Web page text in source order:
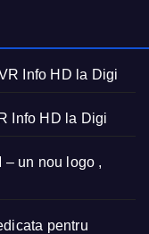
Info HD la Digi
Info HD la Digi
– un nou logo ,
pentru